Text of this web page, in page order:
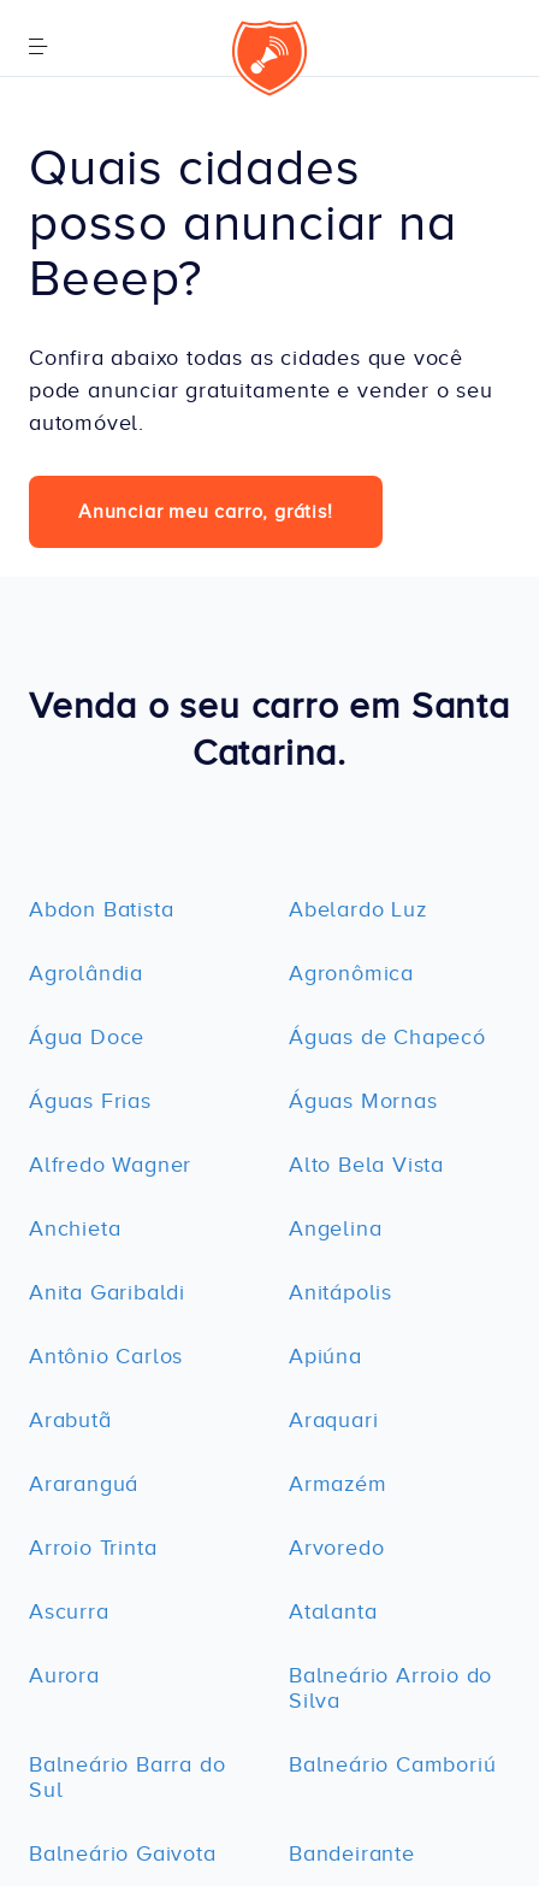
Quais cidades
posso anunciar na
Beeep?
Confira abaixo todas as cidades que você
pode anunciar gratuitamente e vender o seu
automóvel.
Anunciar meu carro, grátis!
Venda o seu carro em Santa
Catarina.
Abdon Batista Abelardo Luz
Agrolândia Agronômica
Água Doce Águas de Chapecó
Águas Frias Águas Mornas
Alfredo Wagner Alto Bela Vista
Anchieta Angelina
Anita Garibaldi Anitápolis
Antônio Carlos Apiúna
Arabutã Araquari
Araranguá Armazém
Arroio Trinta Arvoredo
Ascurra Atalanta
Aurora
Balneário Arroio do
Silva
Balneário Barra do
Sul
Balneário Camboriú
Balneário Gaivota Bandeirante